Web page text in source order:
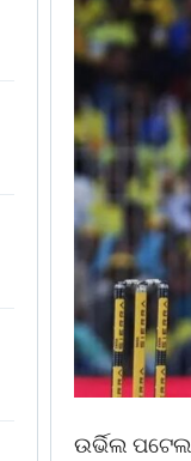
ଉର୍ଭିଲ ପଟେଲ